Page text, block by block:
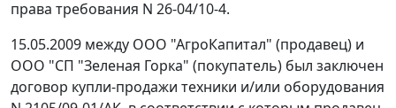
права требования N 26-04/10-4.
15.05.2009 между ООО "АгроКапитал" (продавец) и
ООО "СП "Зеленая Горка" (покупатель) был заключен
договор купли-продажи техники и/или оборудования